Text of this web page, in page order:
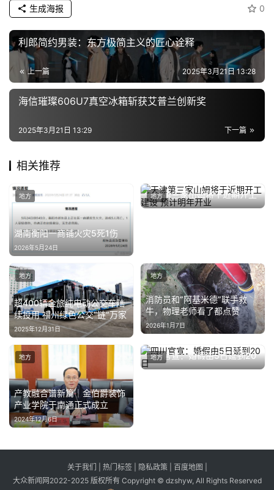
车
·
新
能
源
0
生成海报
利郎简约男装：东方极简主义的匠心诠释
上一篇 2025年3月21日 13:28
海信璀璨606U7真空冰箱斩获艾普兰创新奖
下一篇
2025年3月21日 13:29
相关推荐
湖南衡阳一商铺火灾5死1伤
2026年5月24日
地方
天津第三家山姆将于近期开工
建设 预计明年开业
2025年4月14日
地方
超400辆金旅纯电动公交车陆
续投用 福州绿色公交“链”万家
2025年12月31日
地方
消防员和“阿基米德”联手救
牛，物理老师看了都点赞
2026年1月7日
地方
产教融合谱新篇｜金伯爵装饰
产业学院于南通正式成立
2024年12月6日
地方
四川官宣：婚假由5日延到20
日
2025年11月28日
地方
关于我们 热门标签 隐私政策 百度地图
大众新闻网2022-2025 版权所有 Copyright © dzshyw, All Rights Reserved